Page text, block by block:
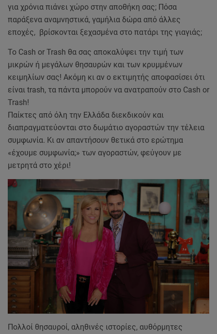
για χρόνια πιάνει χώρο στην αποθήκη σας; Πόσα
παράξενα αναμνηστικά, γαμήλια δώρα από άλλες
εποχές, βρίσκονται ξεχασμένα στο πατάρι της γιαγιάς;
Το Cash or Trash θα σας αποκαλύψει την τιμή των
μικρών ή μεγάλων θησαυρών και των κρυμμένων
κειμηλίων σας! Ακόμη κι αν ο εκτιμητής αποφασίσει ότι
είναι trash, τα πάντα μπορούν να ανατραπούν στο Cash or
Trash!
Παίκτες από όλη την Ελλάδα διεκδικούν και
διαπραγματεύονται στο δωμάτιο αγοραστών την τέλεια
συμφωνία. Κι αν απαντήσουν θετικά στο ερώτημα
«έχουμε συμφωνία;» των αγοραστών, φεύγουν με
μετρητά στο χέρι!
Πολλοί θησαυροί, αληθινές ιστορίες, αυθόρμητες